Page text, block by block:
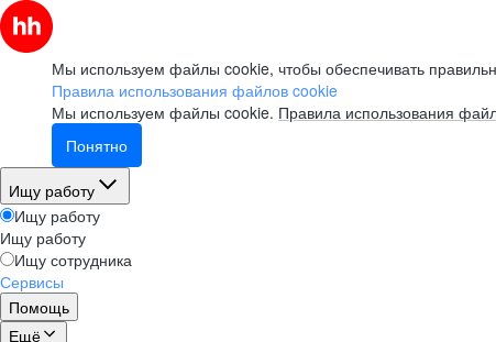
Мы используем файлы cookie, чтобы обеспечивать
Правила использования файлов cookie
Мы используем файлы cookie. Правила использования
Понятно
Ищу работу
Ищу работу
Ищу работу
Ищу сотрудника
Сервисы
Помощь
Ещё